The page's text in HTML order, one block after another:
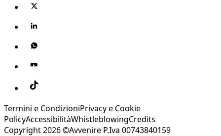
Termini e CondizioniPrivacy e Cookie
PolicyAccessibilitàWhistleblowingCredits
Copyright 2026 ©Avvenire P.Iva 00743840159